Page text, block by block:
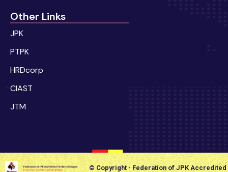
Other Links
JPK
PTPK
HRDcorp
CIAST
JTM
© Copyright - Federation of JPK Accredited